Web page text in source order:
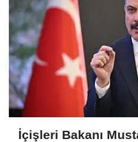
İçişleri Bakanı